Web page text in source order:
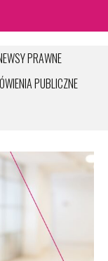
PRAWNE
PUBLICZNE